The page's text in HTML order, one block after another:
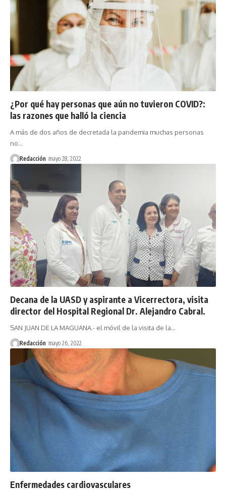
¿Por qué hay personas que aún no tuvieron COVID?:
las razones que halló la ciencia
A más de dos años de decretada la pandemia muchas personas
no…
Redacción mayo 28, 2022
Decana de la UASD y aspirante a Vicerrectora, visita
director del Hospital Regional Dr. Alejandro Cabral.
SAN JUAN DE LA MAGUANA.- el móvil de la visita de la…
Redacción mayo 26, 2022
Enfermedades cardiovasculares